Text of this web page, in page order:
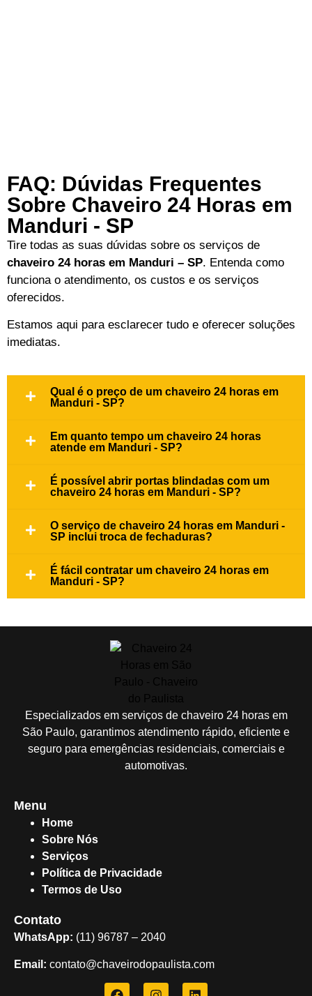
FAQ: Dúvidas Frequentes
Sobre Chaveiro 24 Horas em
Manduri - SP
Tire todas as suas dúvidas sobre os serviços de
chaveiro 24 horas em Manduri – SP. Entenda como
funciona o atendimento, os custos e os serviços
oferecidos.
Estamos aqui para esclarecer tudo e oferecer soluções
imediatas.
Qual é o preço de um chaveiro 24 horas em
Manduri - SP?
Em quanto tempo um chaveiro 24 horas
atende em Manduri - SP?
É possível abrir portas blindadas com um
chaveiro 24 horas em Manduri - SP?
O serviço de chaveiro 24 horas em Manduri -
SP inclui troca de fechaduras?
É fácil contratar um chaveiro 24 horas em
Manduri - SP?
Especializados em serviços de chaveiro 24 horas em
São Paulo, garantimos atendimento rápido, eficiente e
seguro para emergências residenciais, comerciais e
automotivas.
Menu
Home
Sobre Nós
Serviços
Política de Privacidade
Termos de Uso
Contato
WhatsApp: (11) 96787 – 2040
Email: contato@chaveirodopaulista.com